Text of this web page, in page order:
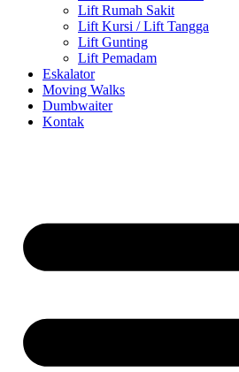
Lift Rumah Sakit
Lift Kursi / Lift Tangga
Lift Gunting
Lift Pemadam
Eskalator
Moving Walks
Dumbwaiter
Kontak